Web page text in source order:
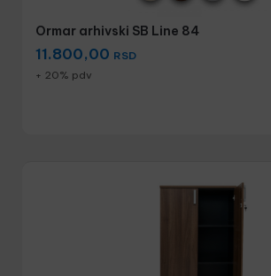
Ormar arhivski SB Line 84
11.800,00 RSD
+ 20% pdv